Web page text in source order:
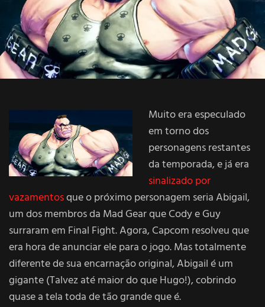
Muito era especulado
em torno dos
personagens restantes
da temporada, e já era
sinalizado por
vazamentosque o próximo personagem seria Abigail,
um dos membros da Mad Gear que Cody e Guy
surraram em Final Fight. Agora, Capcom resolveu que
era hora de anunciar ele para o jogo. Mas totalmente
diferente de sua encarnação original, Abigail é um
gigante (Talvez até maior do que Hugo!), cobrindo
quase a tela toda de tão grande que é.